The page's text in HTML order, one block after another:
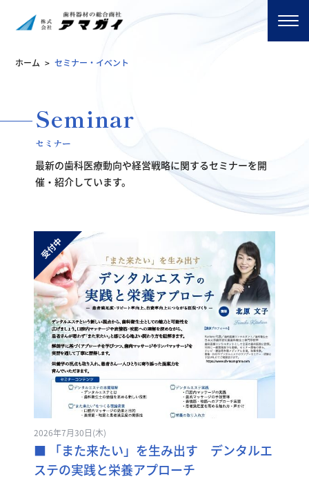
ホーム > セミナー・イベント
Seminar
セミナー
最新の歯科医療動向や経営戦略に関するセミナーを開
催・紹介しています。
2026年7月30日(木)
■ 「また来たい」を生み出す デンタルエ
ステの実践と栄養アプローチ